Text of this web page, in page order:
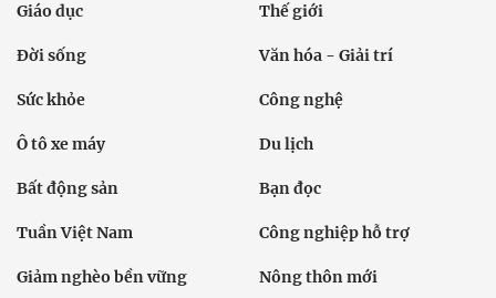
Giáo dục Thế giới
Đời sống Văn hóa - Giải trí
Sức khỏe Công nghệ
Ô tô xe máy Du lịch
Bất động sản Bạn đọc
Tuần Việt Nam Công nghiệp hỗ trợ
Giảm nghèo bền vững Nông thôn mới